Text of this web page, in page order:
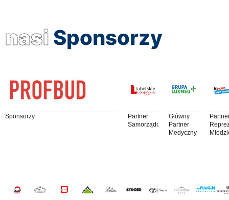
nasi Sponsorzy
Sponsorzy
Partner
Samorządowy
Główny
Partner
Medyczny